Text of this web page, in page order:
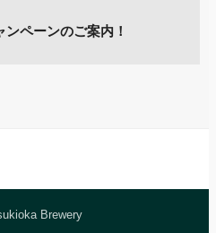
ンペーンのご案内！
Brewery